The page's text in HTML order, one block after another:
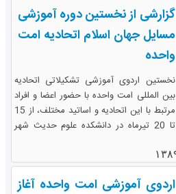
گزارشی از نخستین دوره آموزشی
مسایل جهان اسلام اتحادیه امت
واحده
نخستین اردوی آموزشی تشکیلاتی اتحادیه
بین المللی امت واحده با حضور اعضا و افراد
مرتبط با این اتحادیه و اساتید مختلف، از 15
تا 20 تیرماه در دانشکده علوم حدیث شهر
اردوی آموزشی امت واحده آغاز